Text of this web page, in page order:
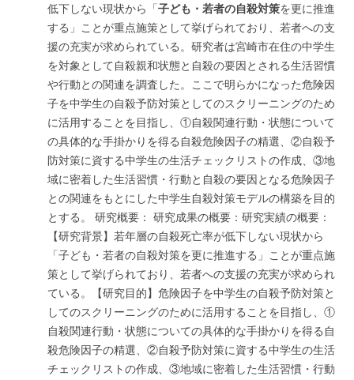
低下しない現状から「子ども・若者の自殺対策を更に推進
する」ことが重点施策として挙げられており、若者への支
援の充実が求められている。研究者は宮崎市在住の中学生
を対象として自殺親和状態と自殺の要因とされる生活習慣
や行動との関連を調査した。ここで明らかになった危険因
子を中学生の自殺予防対策としてのスクリーニングのため
に活用することを目指し、①自殺関連行動・状態について
の具体的な手掛かりを得る自殺危険因子の精選、②自殺予
防対策に資する中学生の生活チェックリストの作成、③地
域に密着した生活習慣・行動と自殺の要因となる危険因子
との関連をもとにした中学生自殺対策モデルの構築を目的
とする。 研究概要： 研究成果の概要：研究実績の概要：
【研究背景】若年層の自殺死亡率が低下しない現状から
「子ども・若者の自殺対策を更に推進する」ことが重点施
策として挙げられており、若者への支援の充実が求められ
ている。【研究目的】危険因子を中学生の自殺予防対策と
してのスクリーニングのために活用することを目指し、①
自殺関連行動・状態についての具体的な手掛かりを得る自
殺危険因子の精選、②自殺予防対策に資する中学生の生活
チェックリストの作成、③地域に密着した生活習慣・行動